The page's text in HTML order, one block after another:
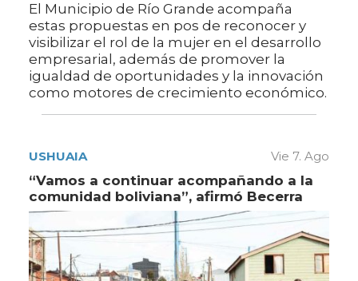
El Municipio de Río Grande acompaña
estas propuestas en pos de reconocer y
visibilizar el rol de la mujer en el desarrollo
empresarial, además de promover la
igualdad de oportunidades y la innovación
como motores de crecimiento económico.
USHUAIA Vie 7. Ago
“Vamos a continuar acompañando a la
comunidad boliviana”, afirmó Becerra